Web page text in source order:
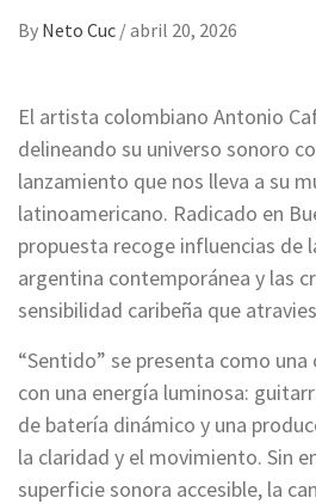
By Neto Cuc /abril 20, 2026
El artista colombiano Antonio
delineando su universo sonoro
lanzamiento que nos lleva a su
latinoamericano. Radicado en
propuesta recoge influencias de
argentina contemporánea y las
sensibilidad caribeña que
“Sentido” se presenta como
con una energía luminosa:
de batería dinámico y una
la claridad y el movimiento. Sin
superficie sonora accesible, la